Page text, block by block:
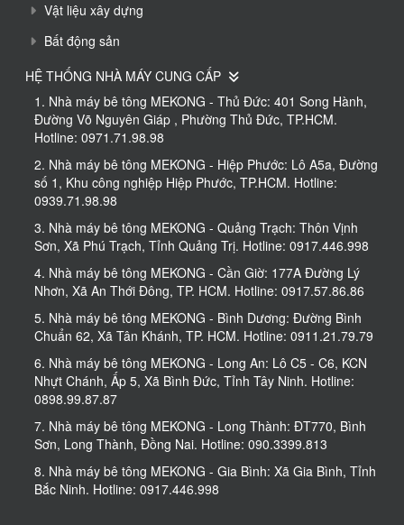
Vật liệu xây dựng
Bất động sản
HỆ THỐNG NHÀ MÁY CUNG CẤP
1. Nhà máy bê tông MEKONG - Thủ Đức: 401 Song Hành,
Đường Võ Nguyên Giáp , Phường Thủ Đức, TP.HCM.
Hotline: 0971.71.98.98
2. Nhà máy bê tông MEKONG - Hiệp Phước: Lô A5a, Đường
số 1, Khu công nghiệp Hiệp Phước, TP.HCM. Hotline:
0939.71.98.98
3. Nhà máy bê tông MEKONG - Quảng Trạch: Thôn Vịnh
Sơn, Xã Phú Trạch, Tỉnh Quảng Trị. Hotline: 0917.446.998
4. Nhà máy bê tông MEKONG - Cần Giờ: 177A Đường Lý
Nhơn, Xã An Thới Đông, TP. HCM. Hotline: 0917.57.86.86
5. Nhà máy bê tông MEKONG - Bình Dương: Đường Bình
Chuẩn 62, Xã Tân Khánh, TP. HCM. Hotline: 0911.21.79.79
6. Nhà máy bê tông MEKONG - Long An: Lô C5 - C6, KCN
Nhựt Chánh, Ấp 5, Xã Bình Đức, Tỉnh Tây Ninh. Hotline:
0898.99.87.87
7. Nhà máy bê tông MEKONG - Long Thành: ĐT770, Bình
Sơn, Long Thành, Đồng Nai. Hotline: 090.3399.813
8. Nhà máy bê tông MEKONG - Gia Bình: Xã Gia Bình, Tỉnh
Bắc Ninh. Hotline: 0917.446.998